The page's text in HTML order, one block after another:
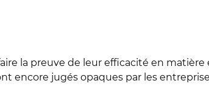
la preuve de leur efficacité en matière
encore jugés opaques par les